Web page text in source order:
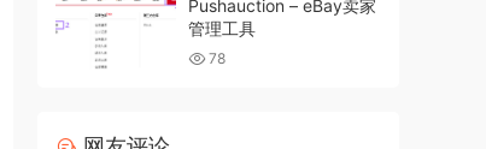
Pushauction – eBay卖家
管理工具
78